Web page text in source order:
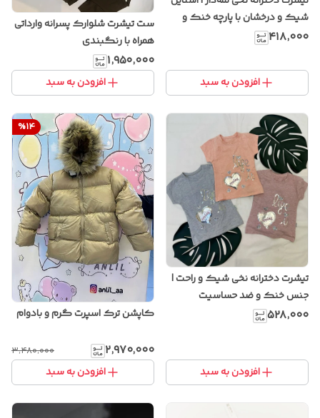
شیک و درخشان با پارچه خنک و
لطیف
۴۱۸٬۰۰۰
افزودن به سبد
ست تیشرت شلوارک پسرانه وارداتی
همراه با رنگبندی
۱٬۹۵۰٬۰۰۰
افزودن به سبد
تیشرت دخترانه نخی شیک و راحت |
جنس خنک و ضد حساسیت
۵۲۸٬۰۰۰
افزودن به سبد
%14
کاپشن ترک اسپرت گرم و بادوام
۲٬۹۷۰٬۰۰۰ ۳٬۴۸۰٬۰۰۰
افزودن به سبد